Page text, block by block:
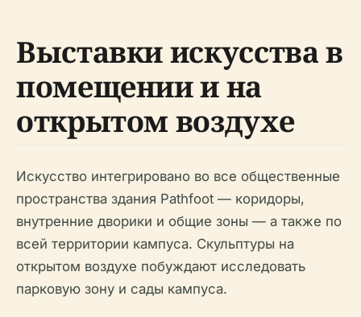
Выставки искусства в
помещении и на
открытом воздухе
Искусство интегрировано во все общественные
пространства здания Pathfoot — коридоры,
внутренние дворики и общие зоны — а также по
всей территории кампуса. Скульптуры на
открытом воздухе побуждают исследовать
парковую зону и сады кампуса.